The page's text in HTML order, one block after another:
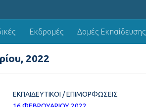
Εκδρομές Δομές Εκπαίδευσης
2022
ΕΚΠΑΙΔΕΥΤΙΚΟΊ /ΕΠΙΜΟΡΦΏΣΕΙΣ